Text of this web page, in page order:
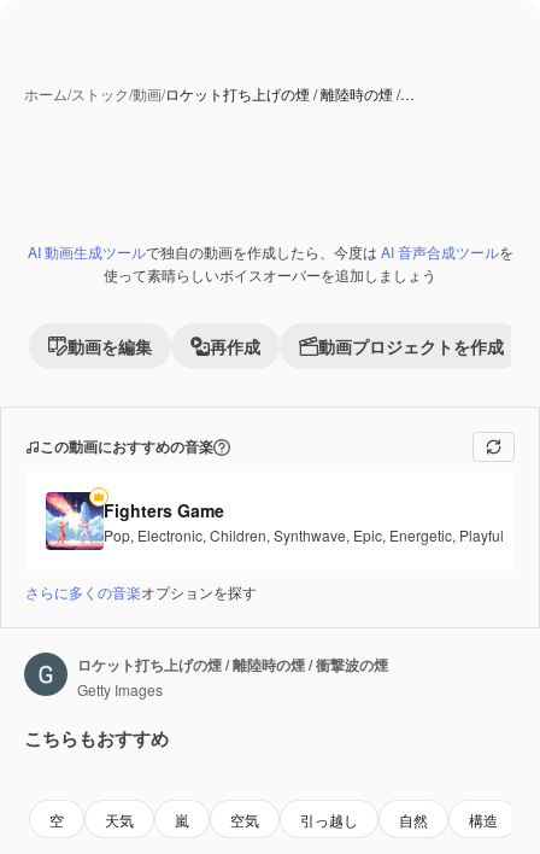
ホーム/ストック/動画/ロケット打ち上げの煙 / 離陸時の煙 /…
Premium
AI 動画生成ツールで独自の動画を作成したら、今度は AI 音声合成ツールを
使って素晴らしいボイスオーバーを追加しましょう
動画を編集 再作成 動画プロジェクトを作成
この動画におすすめの音楽
Fighters Game
Pop, Electronic, Children, Synthwave, Epic, Energetic, Playful
さらに多くの音楽オプションを探す
ロケット打ち上げの煙 / 離陸時の煙 / 衝撃波の煙
Getty Images
こちらもおすすめ
空 天気 嵐 空気 引っ越し 自然 構造